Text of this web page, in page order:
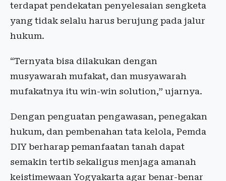
terdapat pendekatan penyelesaian sengketa
yang tidak selalu harus berujung pada jalur
hukum.
“Ternyata bisa dilakukan dengan
musyawarah mufakat, dan musyawarah
mufakatnya itu win-win solution,” ujarnya.
Dengan penguatan pengawasan, penegakan
hukum, dan pembenahan tata kelola, Pemda
DIY berharap pemanfaatan tanah dapat
semakin tertib sekaligus menjaga amanah
keistimewaan Yogyakarta agar benar-benar